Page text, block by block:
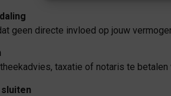
geen directe invloed op jouw
taxatie of notaris te betalen